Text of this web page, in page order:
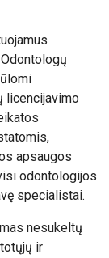
licencijavimo
apsaugos
odontologijos
specialistai.
nesukeltų
ir